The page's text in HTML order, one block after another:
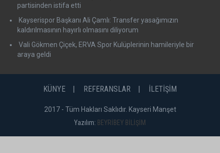
partisinden istifa etti
Kayserispor Başkanı Ali Çamlı: Transfer yasağımızın
kaldırılmasının hayırlı olmasını diliyorum
Vali Gökmen Çiçek, ERVA Spor Kulüplerinin hamileriyle bir
araya geldi
KÜNYE REFERANSLAR İLETİŞİM
2017 - Tüm Hakları Saklıdır. Kayseri Manşet
Yazılım: BEYRİBEY BİLİŞİM